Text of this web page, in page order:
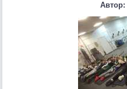
Автор: